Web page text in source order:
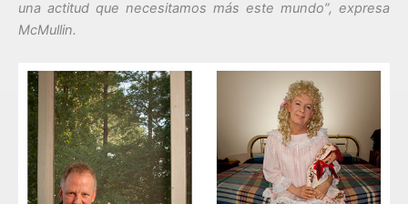
una actitud que necesitamos más este mundo”, expresa
McMullin.